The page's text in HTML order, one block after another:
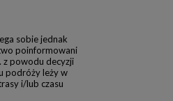
sobie jednak
poinformowani
z powodu decyzji
podróży leży w
i/lub czasu